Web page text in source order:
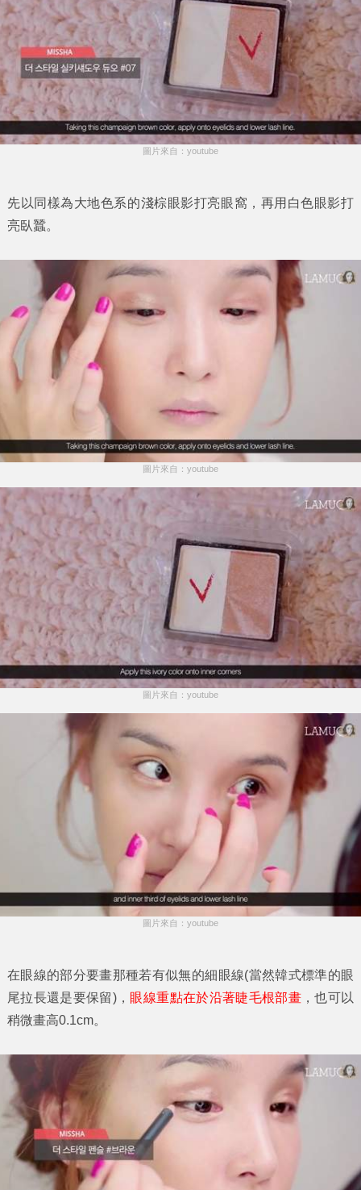
圖片來自：youtube
先以同樣為大地色系的淺棕眼影打亮眼窩，再用白色眼影打
亮臥蠶。
圖片來自：youtube
圖片來自：youtube
圖片來自：youtube
在眼線的部分要畫那種若有似無的細眼線(當然韓式標準的眼
尾拉長還是要保留)， 眼線重點在於沿著睫毛根部畫 ，也可以
稍微畫高0.1cm。